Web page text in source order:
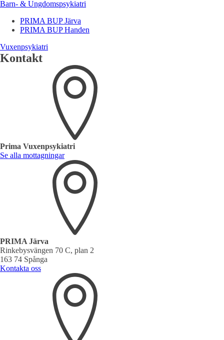
Barn- & Ungdomspsykiatri
PRIMA BUP Järva
PRIMA BUP Handen
Vuxenpsykiatri
Kontakt
Prima Vuxenpsykiatri
Se alla mottagningar
PRIMA Järva
Rinkebysvängen 70 C, plan 2
163 74 Spånga
Kontakta oss